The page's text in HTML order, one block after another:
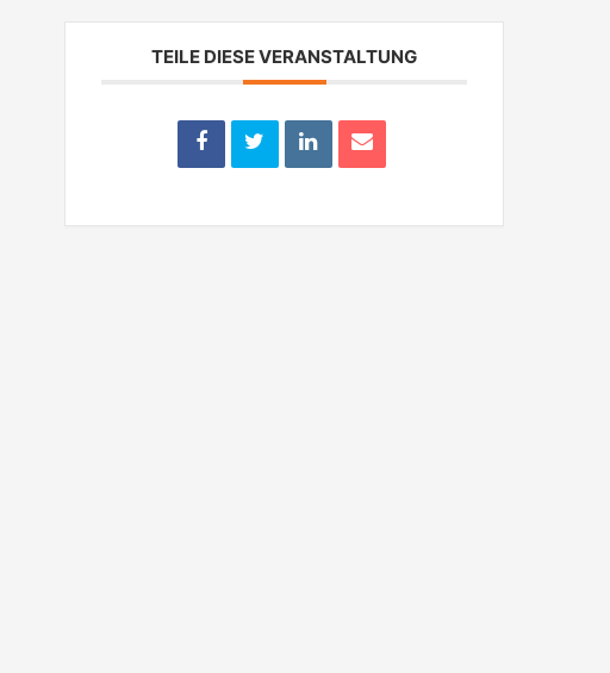
TEILE DIESE VERANSTALTUNG